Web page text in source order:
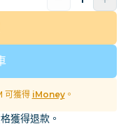
可獲得 iMoney。
獲得退款。